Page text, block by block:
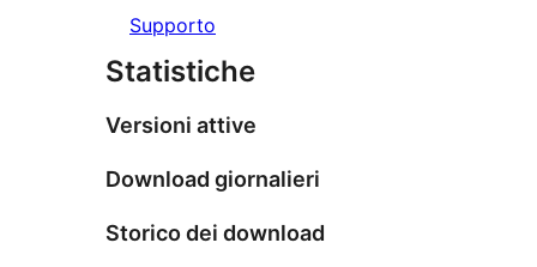
Supporto
Statistiche
Versioni attive
Download giornalieri
Storico dei download